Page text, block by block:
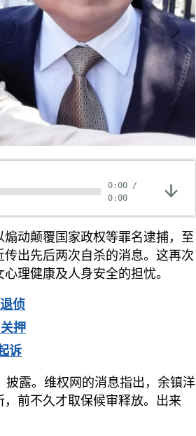
0:00 /
0:00
动颠覆国家政权等罪名逮捕，至
出先后两次自杀的消息。这再次
理健康及人身安全的担忧。
侦
押
诉
露。维权网的消息指出，余镇洋
前不久才取保候审释放。出来